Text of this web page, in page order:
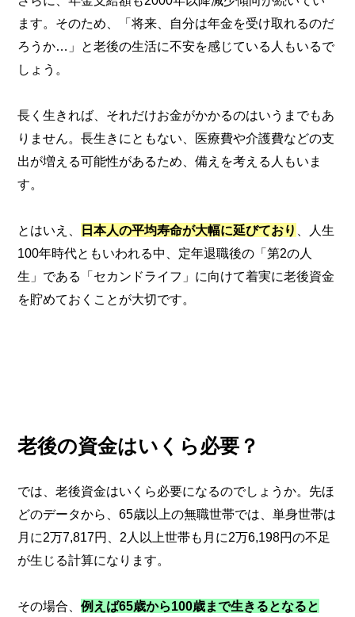
ます。そのため、「将来、自分は年金を受け取れるのだ
ろうか…」と老後の生活に不安を感じている人もいるで
しょう。
長く生きれば、それだけお金がかかるのはいうまでもあ
りません。長生きにともない、医療費や介護費などの支
出が増える可能性があるため、備えを考える人もいま
す。
とはいえ、 日本人の平均寿命が大幅に延びており
、人生
100年時代ともいわれる中、定年退職後の「第2の人
生」である「セカンドライフ」に向けて着実に老後資金
を貯めておくことが大切です。
老後の資金はいくら必要？
では、老後資金はいくら必要になるのでしょうか。先ほ
どのデータから、65歳以上の無職世帯では、単身世帯は
月に2万7,817円、2人以上世帯も月に2万6,198円の不足
が生じる計算になります。
その場合、例えば65歳から100歳まで生きるとなると